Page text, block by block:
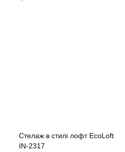
Cтелаж в стилі лофт EcoLoft
IN-2317